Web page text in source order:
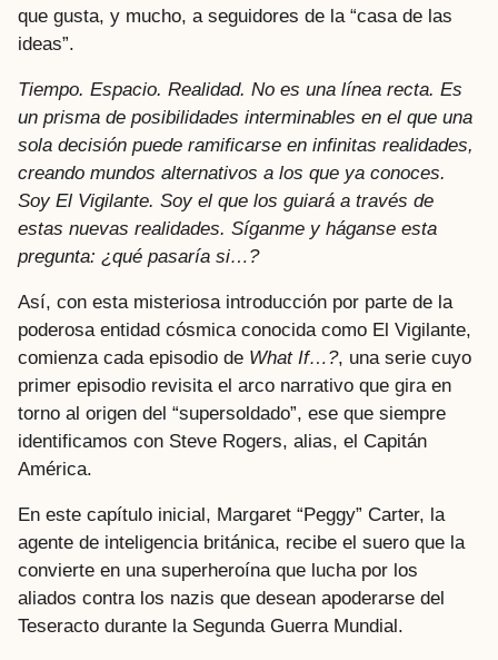
que gusta, y mucho, a seguidores de la “casa de las
ideas”.
Tiempo. Espacio. Realidad. No es una línea recta. Es
un prisma de posibilidades interminables en el que una
sola decisión puede ramificarse en infinitas realidades,
creando mundos alternativos a los que ya conoces.
Soy El Vigilante. Soy el que los guiará a través de
estas nuevas realidades. Síganme y háganse esta
pregunta: ¿qué pasaría si…?
Así, con esta misteriosa introducción por parte de la
poderosa entidad cósmica conocida como El Vigilante,
comienza cada episodio de What If…?, una serie cuyo
primer episodio revisita el arco narrativo que gira en
torno al origen del “supersoldado”, ese que siempre
identificamos con Steve Rogers, alias, el Capitán
América.
En este capítulo inicial, Margaret “Peggy” Carter, la
agente de inteligencia británica, recibe el suero que la
convierte en una superheroína que lucha por los
aliados contra los nazis que desean apoderarse del
Teseracto durante la Segunda Guerra Mundial.